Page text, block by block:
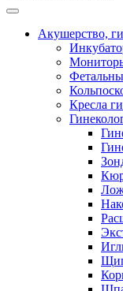
Акушерство,
Кресла